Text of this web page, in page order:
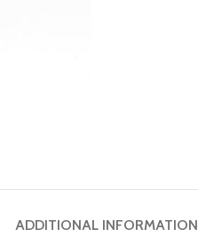
ADDITIONAL INFORMATION